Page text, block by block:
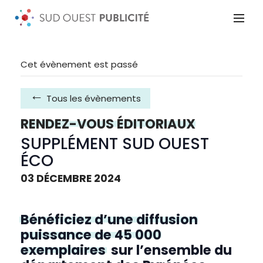
Cet évènement est passé
Tous les évènements
RENDEZ-VOUS ÉDITORIAUX
SUPPLÉMENT SUD OUEST
ÉCO
03 DÉCEMBRE 2024
Bénéficiez d’une diffusion
puissance de 45 000
exemplaires sur l’ensemble du